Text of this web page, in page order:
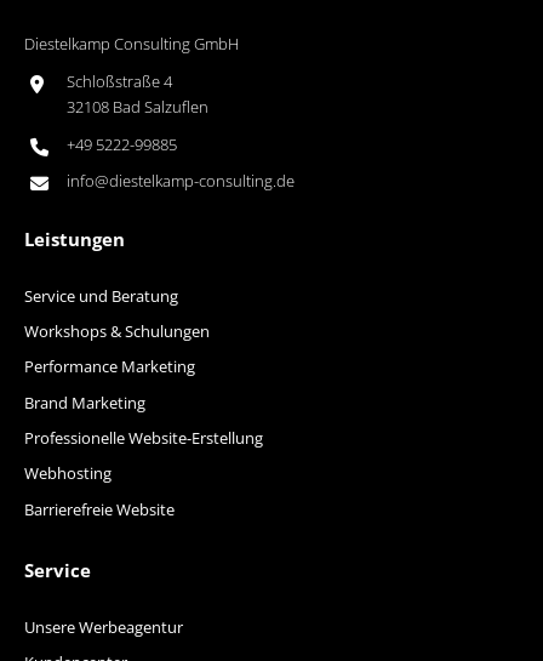
Diestelkamp Consulting GmbH
Schloßstraße 4
32108 Bad Salzuflen
+49 5222-99885
info@diestelkamp-consulting.de
Leistungen
Service und Beratung
Workshops & Schulungen
Performance Marketing
Brand Marketing
Professionelle Website-Erstellung
Webhosting
Barrierefreie Website
Service
Unsere Werbeagentur